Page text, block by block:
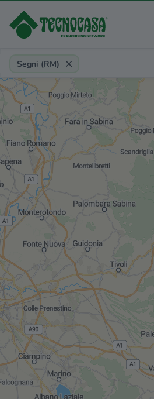
Provincia, comune, zona, riferimento
Segni (RM)